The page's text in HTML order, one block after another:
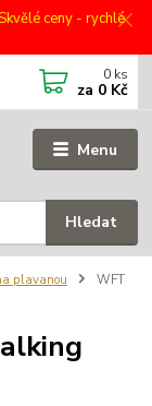
ceny - rychlé
Menu
Hledat
0 ks
za 0 Kč
plavanou
WFT